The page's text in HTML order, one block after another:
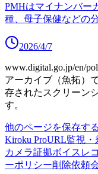
PMHはマイナンバー
種、母子保健などの
2026/4/7
www.digital.go.jp/en/
アーカイブ（魚拓）で
存されたスクリーン
す。
他のページを保存する
Kiroku ProURL監視・
カメラ証拠ボイスレ
ーポリシー削除依頼